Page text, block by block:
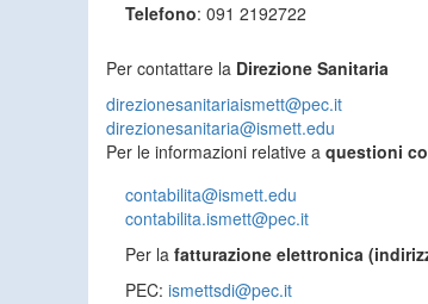
Telefono: 091 2192722
Per contattare la Direzione Sanitaria
direzionesanitariaismett@pec.it
direzionesanitaria@ismett.edu
Per le informazioni relative a questioni
contabilita@ismett.edu
contabilita.ismett@pec.it
Per la fatturazione elettronica
PEC: ismettsdi@pec.it